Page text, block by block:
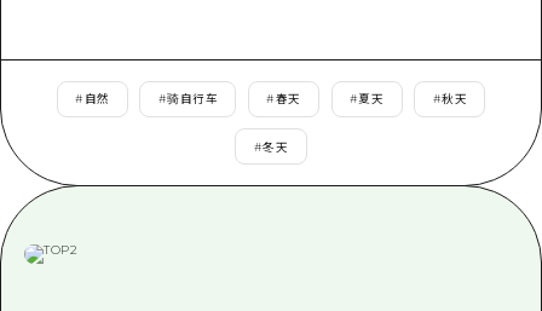
美食·酒水
骑自行车
购物
广岛市内
安艺
应时信息
# 自然 #骑自行车 #春天 #夏天 #秋天
#冬天